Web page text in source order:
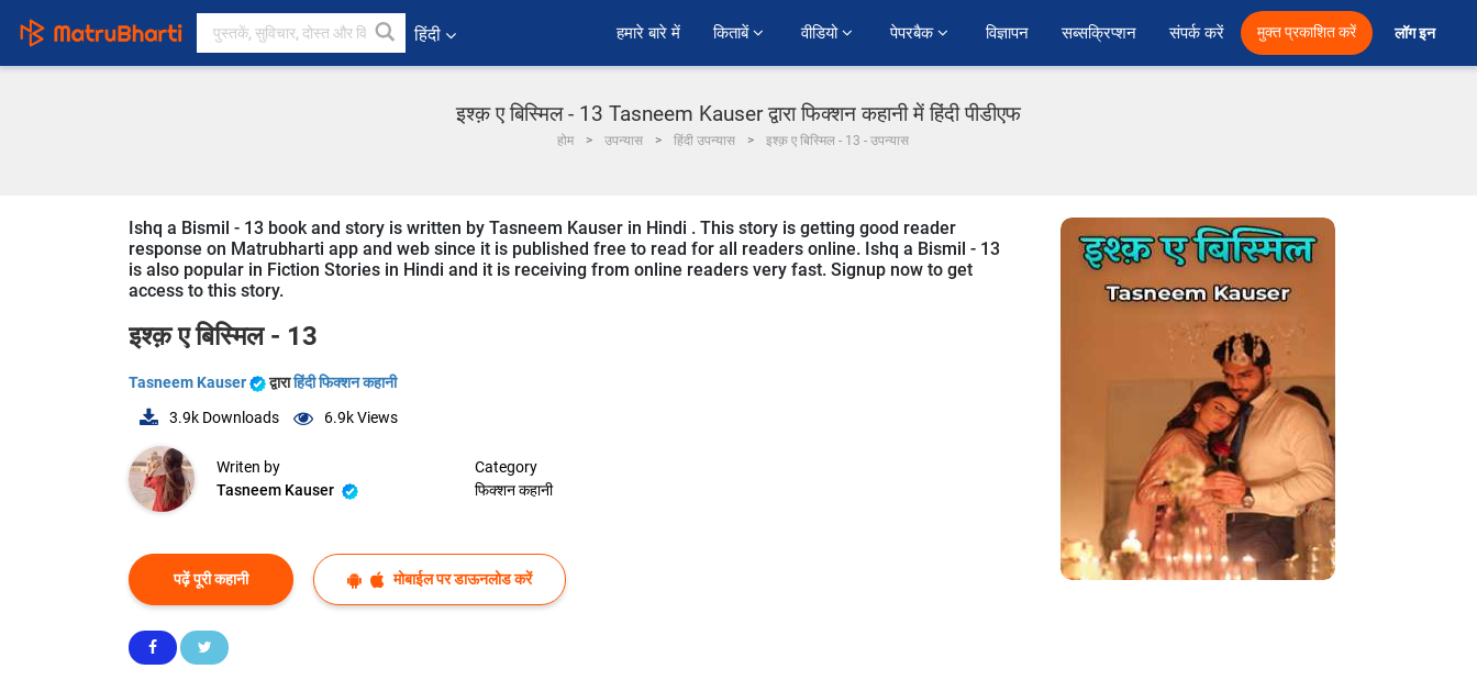
हिंदी हमारे बारे में किताबें वीडियो पेपरबैक विज्ञापन सब्सक्रिप्शन संपर्क करें मुक्त प्रकाशित करें लॉग इन
इश्क़ ए बिस्मिल - 13 Tasneem Kauser द्वारा फिक्शन कहानी में हिंदी पीडीएफ
होम उपन्यास हिंदी उपन्यास इश्क़ ए बिस्मिल - 13 - उपन्यास
Ishq a Bismil - 13 book and story is written by Tasneem Kauser in Hindi . This story is getting good reader
response on Matrubharti app and web since it is published free to read for all readers online. Ishq a Bismil - 13
is also popular in Fiction Stories in Hindi and it is receiving from online readers very fast. Signup now to get
access to this story.
इश्क़ ए बिस्मिल - 13
Tasneem Kauser द्वाराहिंदी फिक्शन कहानी
3.9k Downloads 6.9kViews
Writen by
Tasneem Kauser
Category
फिक्शन कहानी
पढ़ें पूरी कहानी मोबाईल पर डाऊनलोड करें